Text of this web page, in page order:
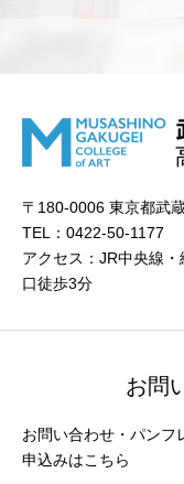
〒180-0006 東京都武
TEL：0422-50-1177
アクセス：JR中央線
口徒歩3分
お問
お問い合わせ・パンフ
申込みはこちら